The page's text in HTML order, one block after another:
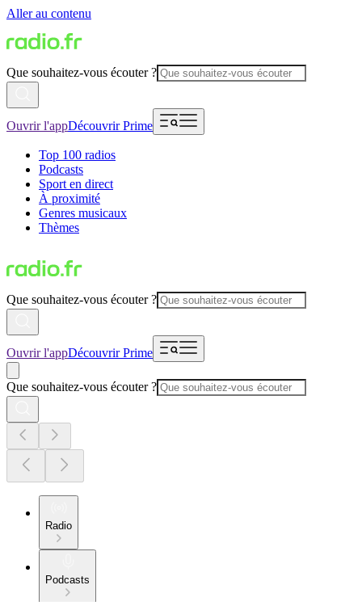
Aller au contenu
Que souhaitez-vous écouter ?
Ouvrir l'appDécouvrir Prime
Top 100 radios
Podcasts
Sport en direct
À proximité
Genres musicaux
Thèmes
Que souhaitez-vous écouter ?
Ouvrir l'appDécouvrir Prime
Que souhaitez-vous écouter ?
Radio
Podcasts